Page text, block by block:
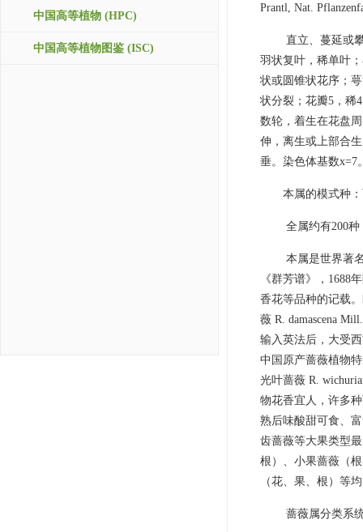
中国高等植物 (HPC)
中国高等植物图鉴 (ISC)
Prantl, Nat.
直立、蔓延或
羽状复叶，稀单叶
状或圆锥状花序；
状分裂；花瓣5，稀
数轮，着生在花盘
伸，离生或上部合
垂。染色体基数x=7
本属的模式种
全属约有200
本属是世界著
《群芳谱》，1688
香花等品种的记载
薇 R. damascena
输入英法后，大受
中国原产蔷薇植物特
光叶蔷薇 R.
物花香宜人，许多
熟后味酸甜可食、
齿蔷薇等大果类型
根）、小果蔷薇（
（花、果、根）等
蔷薇属分类系